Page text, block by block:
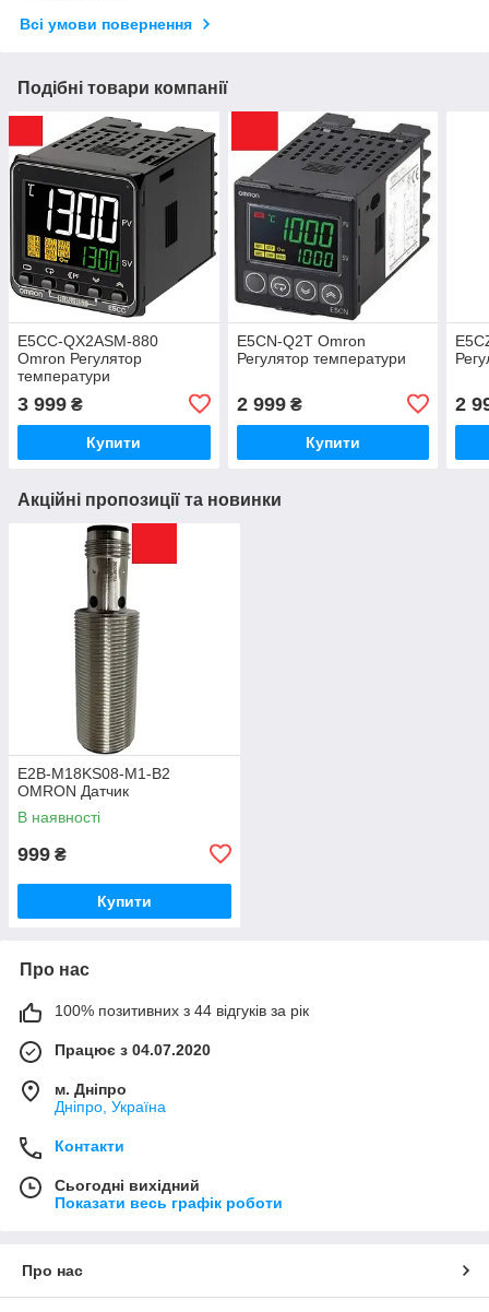
Всі умови повернення
Подібні товари компанії
E5CC-QX2ASM-880
Omron Регулятор
температури
3 999 ₴
Купити
E5CN-Q2T Omron
Регулятор температури
2 999₴
Купити
2
Акційні пропозиції та новинки
E2B-M18KS08-M1-B2
OMRON Датчик
В наявності
999 ₴
Купити
Про нас
100% позитивних з 44 відгуків за рік
Працює з 04.07.2020
м. Дніпро
Дніпро, Україна
Контакти
Сьогодні вихідний
Показати весь графік роботи
Про нас